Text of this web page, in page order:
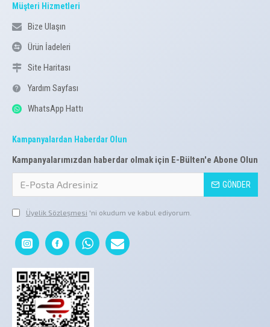
Müşteri Hizmetleri
Bize Ulaşın
Ürün İadeleri
Site Haritası
Yardım Sayfası
WhatsApp Hattı
Kampanyalardan Haberdar Olun
Kampanyalarımızdan haberdar olmak için E-Bülten'e Abone Olun
GÖNDER
Üyelik Sözleşmesi 'ni okudum ve kabul ediyorum.